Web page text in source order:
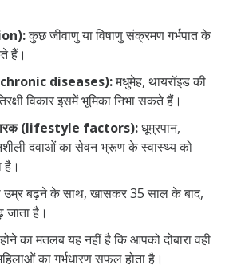
कुछ जीवाणु या विषाणु संक्रमण गर्भपात के
हैं।
(chronic diseases):मधुमेह, थायरॉइड की
विकार इसमें भूमिका निभा सकते हैं।
(lifestyle factors):धूम्रपान,
दवाओं का सेवन भ्रूण के स्वास्थ्य को
है।
उम्र बढ़ने के साथ, खासकर 35 साल के बाद,
जाता है।
का मतलब यह नहीं है कि आपको दोबारा वही
का गर्भधारण सफल होता है।